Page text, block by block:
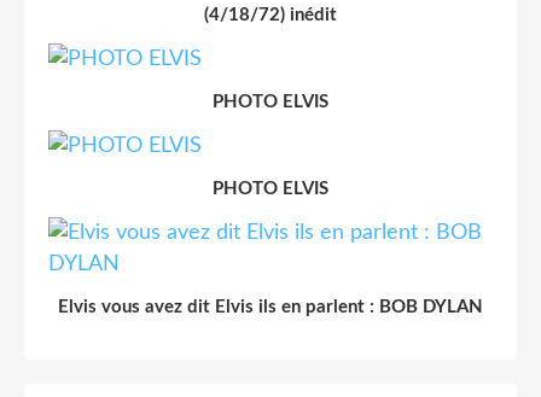
(4/18/72) inédit
PHOTO ELVIS
PHOTO ELVIS
Elvis vous avez dit Elvis ils en parlent : BOB DYLAN